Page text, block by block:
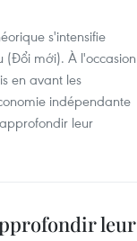
s'intensifie
(Đổi mới). À l'occasion
en avant les
indépendante
leur
leur